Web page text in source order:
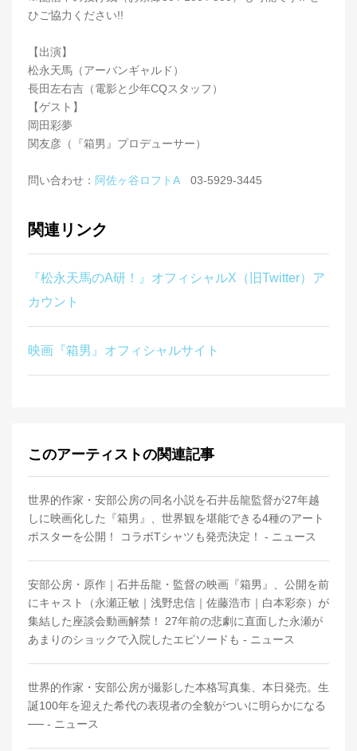
ひご協力ください!!
【出演】
松永天馬（アーバンギャルド）
長田左右吉（電影と少年CQスタッフ）
【ゲスト】
岡田彩夢
関友彦（『箱男』プロデューサー）
問い合わせ： 阿佐ヶ谷ロフトA03-5929-3445
関連リンク
『松永天馬のA研！』オフィシャルX（旧Twitter）ア
カウント
映画『箱男』オフィシャルサイト
このアーティストの関連記事
世界的作家・安部公房の同名小説を石井岳龍監督が27年越
しに映画化した『箱男』、世界観を堪能できる4種のアート
ポスターを公開！ コラボTシャツも発売決定！ - ニュース
安部公房・原作｜石井岳龍・監督の映画『箱男』、公開を前
にキャスト（永瀬正敏｜浅野忠信｜佐藤浩市｜白本彩奈）が
集結した座談会動画解禁！ 27年前の悲劇に直面した永瀬が
あまりのショックで入院したエピソードも - ニュース
世界的作家・安部公房が撮影した本格写真集、本日発売。生
誕100年を迎えた希代の表現者の全貌がついに明らかになる
── - ニュース